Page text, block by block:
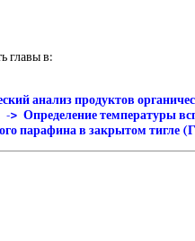
главы в:
анализ продуктов
-> Определение температуры
парафина в закрытом тигле